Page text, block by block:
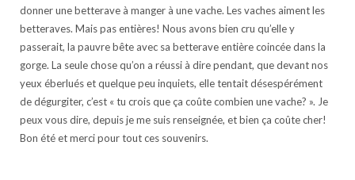
donner une betterave à manger à une vache. Les vaches aiment les
betteraves. Mais pas entières! Nous avons bien cru qu’elle y
passerait, la pauvre bête avec sa betterave entière coincée dans la
gorge. La seule chose qu’on a réussi à dire pendant, que devant nos
yeux éberlués et quelque peu inquiets, elle tentait désespérément
de dégurgiter, c’est « tu crois que ça coûte combien une vache? ». Je
peux vous dire, depuis je me suis renseignée, et bien ça coûte cher!
Bon été et merci pour tout ces souvenirs.